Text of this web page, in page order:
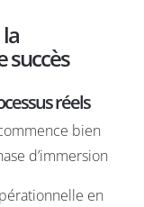
succès
réels
bien
d’immersion
en